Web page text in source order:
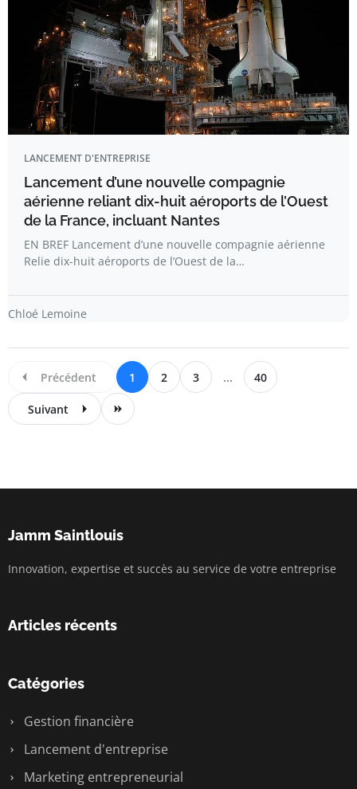
LANCEMENT D'ENTREPRISE
Lancement d’une nouvelle compagnie
aérienne reliant dix-huit aéroports de l’Ouest
de la France, incluant Nantes
EN BREF Lancement d’une nouvelle compagnie aérienne
Relie dix-huit aéroports de l’Ouest de la…
Chloé Lemoine
Précédent 1 2 3 ... 40
Suivant
Jamm Saintlouis
Innovation, expertise et succès au service de votre entreprise
Articles récents
Catégories
Gestion financière
Lancement d'entreprise
Marketing entrepreneurial